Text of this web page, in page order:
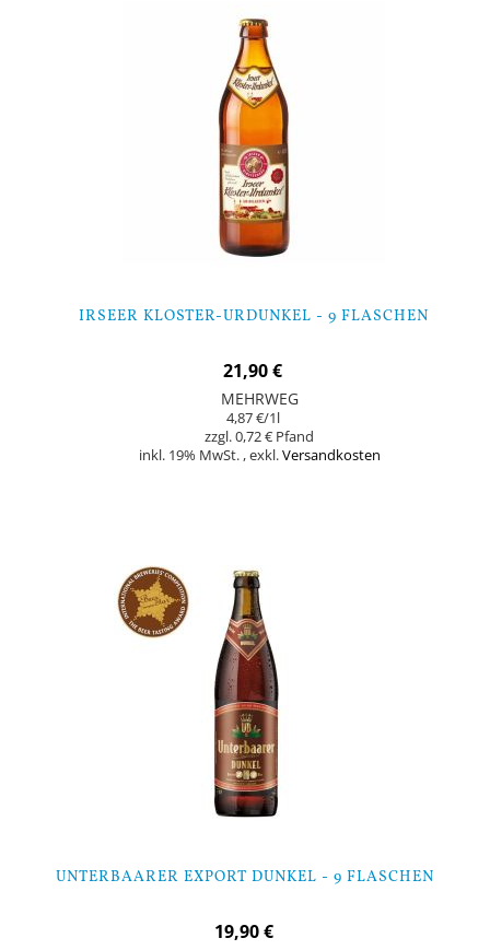
IRSEER KLOSTER-URDUNKEL - 9 FLASCHEN
21,90 €
MEHRWEG
4,87 €/1l
0,72 €
inkl. 19% MwSt. ,exkl.Versandkosten
UNTERBAARER EXPORT DUNKEL - 9 FLASCHEN
19,90 €